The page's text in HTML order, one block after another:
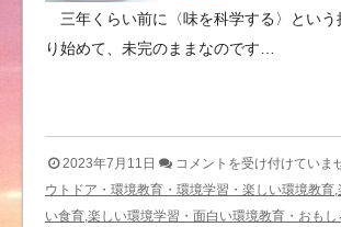
三年くらい前に〈味を科学する〉という
り始めて、未完のままなのです…
2023年7月11日
と
っ
て
コメントを受け付けていま
ウトドア・環境教育・環境学習・楽しい環境教育,
い食育,楽しい環境学習・面白い環境教育・おも